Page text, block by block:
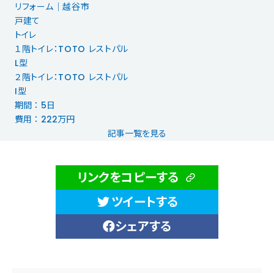
リフォーム｜越谷市
戸建て
トイレ
１階トイレ：TOTO レストパル
L型
２階トイレ：TOTO レストパル
I型
期間 ： 5日
費用 ： 222万円
記事一覧を見る
リンクをコピーする
ツイートする
シェアする